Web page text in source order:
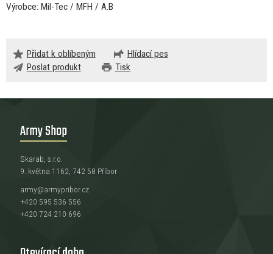
Výrobce: Mil-Tec / MFH / A.B
Přidat k oblíbeným
Hlídací pes
Poslat produkt
Tisk
Army Shop
Skarab, s.r.o.
9. května 1162, 742 58 Příbor
army@armypribor.cz
+420 595 536 556
+420 724 210 696